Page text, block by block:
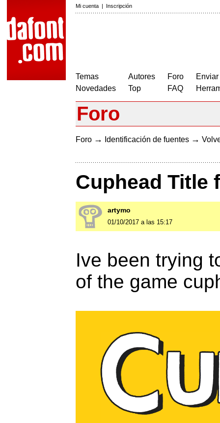
Mi cuenta | Inscripción
Temas
Novedades
Autores
Top
Foro
FAQ
Foro
Foro → Identificación de fuentes →
Cuphead Title
artymo
01/10/2017 a las 15:17
Ive been trying
of the game